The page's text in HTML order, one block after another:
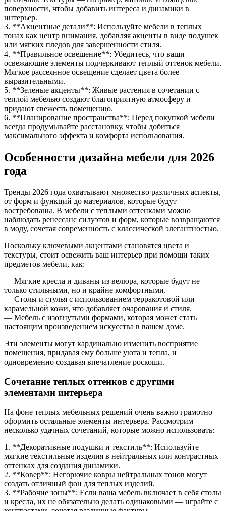
поверхности, чтобы добавить интереса и динамики в
интерьер.
3. **Акцентные детали**: Используйте мебели в теплых
тонах как центр внимания, добавляя акценты в виде подушек
или мягких пледов для завершенности стиля.
4. **Правильное освещение**: Убедитесь, что ваши
освежающие элементы подчеркивают теплый оттенок мебели.
Мягкое рассеянное освещение сделает цвета более
выразительными.
5. **Зеленые акценты**: Живые растения в сочетании с
теплой мебелью создают благоприятную атмосферу и
придают свежесть помещению.
6. **Планирование пространства**: Перед покупкой мебели
всегда продумывайте расстановку, чтобы добиться
максимального эффекта и комфорта использования.
Особенности дизайна мебели для 2026
года
Тренды 2026 года охватывают множество различных аспекты,
от форм и функций до материалов, которые будут
востребованы. В мебели с теплыми оттенками можно
наблюдать ренессанс силуэтов и форм, которые возвращаются
в моду, сочетая современность с классической элегантностью.
Поскольку ключевыми акцентами становятся цвета и
текстуры, стоит освежить ваш интерьер при помощи таких
предметов мебели, как:
— Мягкие кресла и диваны из велюра, которые будут не
только стильными, но и крайне комфортными.
— Столы и стулья с использованием терракотовой или
карамельной кожи, что добавляет очарования и стиля.
— Мебель с изогнутыми формами, которая может стать
настоящим произведением искусства в вашем доме.
Эти элементы могут кардинально изменить восприятие
помещения, придавая ему больше уюта и тепла, и
одновременно создавая впечатление роскоши.
Сочетание теплых оттенков с другими
элементами интерьера
На фоне теплых мебельных решений очень важно грамотно
оформить остальные элементы интерьера. Рассмотрим
несколько удачных сочетаний, которые можно использовать:
1. **Декоративные подушки и текстиль**: Используйте
мягкие текстильные изделия в нейтральных или контрастных
оттенках для создания динамики.
2. **Ковер**: Негорючие ковры нейтральных тонов могут
создать отличный фон для теплых изделий.
3. **Рабочие зоны**: Если ваша мебель включает в себя столы
и кресла, их не обязательно делать одинаковыми — играйте с